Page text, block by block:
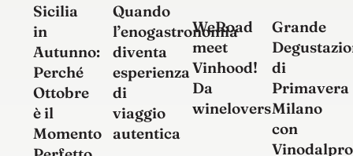
Sicilia
in
Autunno:
Perché
Ottobre
è il
Momento
Quando
l’enogastronomia
diventa
esperienza
di
viaggio
autentica
WeRoad
meet
Vinhood!
Da
winelovers
Grande
di
Primavera
Milano
con